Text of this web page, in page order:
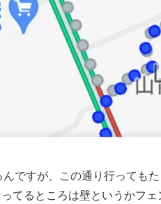
ですが、この通り行ってもた
てるところは壁というかフ